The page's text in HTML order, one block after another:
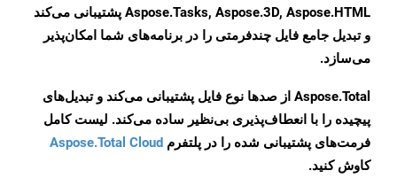
Aspose.Tasks, Aspose.3D, Aspose.HTML پشتیبانی می‌کند
و تبدیل جامع فایل چندفرمتی را در برنامه‌های شما امکان‌پذیر
می‌سازد.
Aspose.Total از صدها نوع فایل پشتیبانی می‌کند و تبدیل‌های
پیچیده را با انعطاف‌پذیری بی‌نظیر ساده می‌کند. لیست کامل
فرمت‌های پشتیبانی شده را در پلتفرم Aspose.Total Cloud
کاوش کنید.